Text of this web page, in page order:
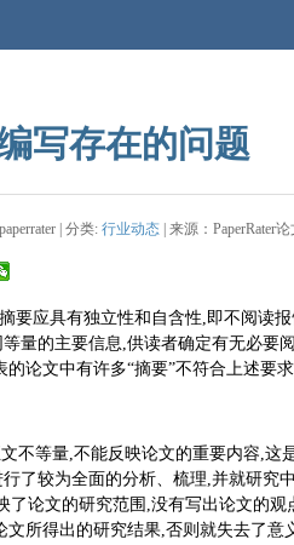
写存在的问题
| 分类: 行业动态 | 来源：PaperRater
摘要应具有独立性和自含性,即不阅读
量的主要信息,供读者确定有无必要
的论文中有许多“摘要”不符合上述要
不等量,不能反映论文的重要内容,
了较为全面的分析、梳理,并就研究
了论文的研究范围,没有写出论文的
文所得出的研究结果,否则就失去了